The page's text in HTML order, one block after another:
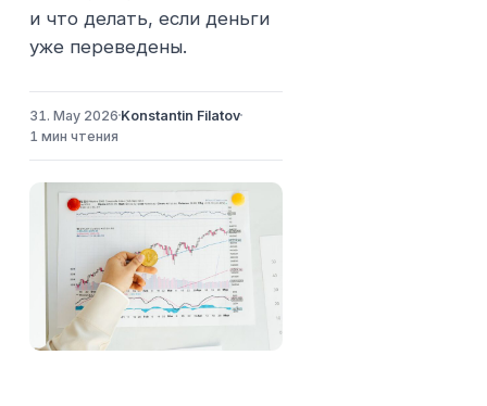
и что делать, если деньги
уже переведены.
31. May 2026Konstantin Filatov
1 мин чтения